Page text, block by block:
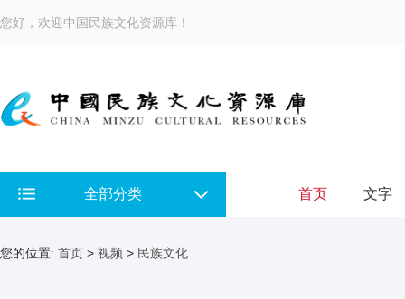
您好，欢迎中国民族文化资源库！
全部分类 首页 文字
您的位置: 首页 > 视频 > 民族文化